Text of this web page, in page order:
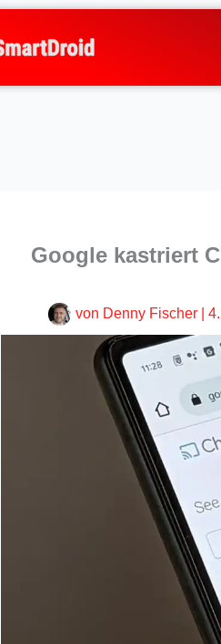
Google kastriert
von Denny Fischer